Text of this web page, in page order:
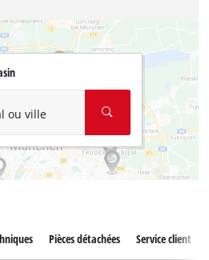
ou ville
Pièces détachées Service client